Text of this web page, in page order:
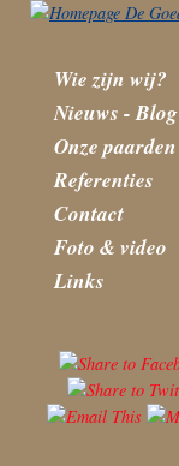
Wie zijn wij?
Nieuws - Blog
Onze paarden
Referenties
Contact
Foto & video
Links